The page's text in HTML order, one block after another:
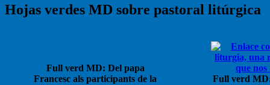
Hojas verdes MD sobre pastoral litúrgica
Full verd MD: Del papa
Francesc als participants de la
Full verd